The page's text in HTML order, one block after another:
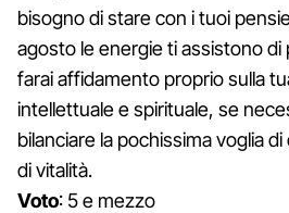
bisogno di stare con i tuoi
agosto le energie ti assistono di
farai affidamento proprio sulla
intellettuale e spirituale, se
bilanciare la pochissima voglia
di vitalità.
Voto: 5 e mezzo